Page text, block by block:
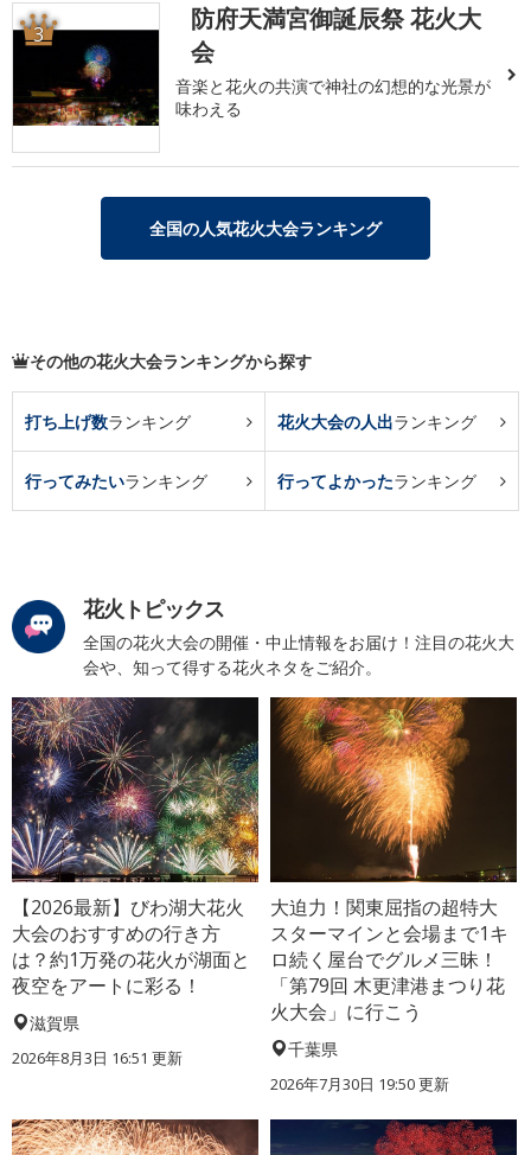
3
防府天満宮御誕辰祭 花火大
会
音楽と花火の共演で神社の幻想的な光景が
味わえる
全国の人気花火大会ランキング
その他の花火大会ランキングから探す
打ち上げ数ランキング 花火大会の人出ランキング
行ってみたいランキング 行ってよかったランキング
花火トピックス
全国の花火大会の開催・中止情報をお届け！注目の花火大
会や、知って得する花火ネタをご紹介。
【2026最新】びわ湖大花火
大会のおすすめの行き方
は？約1万発の花火が湖面と
夜空をアートに彩る！
滋賀県
2026年8月3日 16:51 更新
大迫力！関東屈指の超特大
スターマインと会場まで1キ
ロ続く屋台でグルメ三昧！
「第79回 木更津港まつり花
火大会」に行こう
千葉県
2026年7月30日 19:50 更新